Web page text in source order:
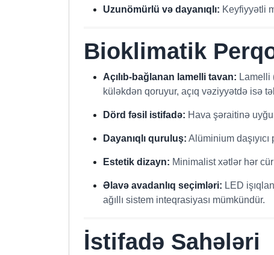
Uzunömürlü və dayanıqlı: Keyfiyyətli
Bioklimatik
Açılıb-bağlanan lamelli tavan: Lamelli
küləkdən qoruyur, açıq vəziyyətdə isə
Dörd fəsil istifadə: Hava şəraitinə
Dayanıqlı quruluş: Alüminium
Estetik dizayn: Minimalist xətlər hər
Əlavə avadanlıq seçimləri: LED
ağıllı sistem inteqrasiyası mümkündür.
İstifadə Sahələri